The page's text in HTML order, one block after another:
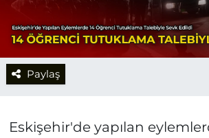
Paylaş
Eskişehir'de yapılan